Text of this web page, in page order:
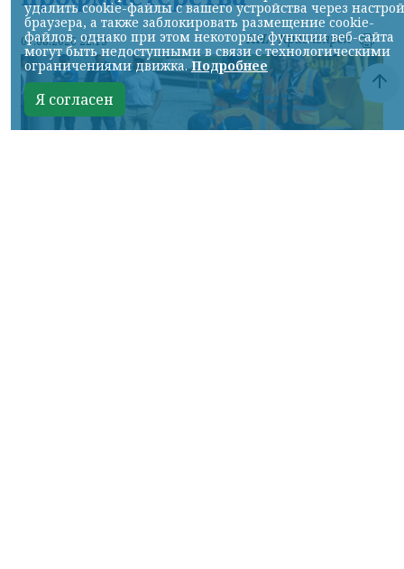
07.08.2026 22:13 НИА-Красноярск
удалить cookie-файлы с вашего устройства через
браузера, а также заблокировать размещение cookie-
файлов, однако при этом некоторые функции веб-сайта
могут быть недоступными в связи с технологическими
ограничениями движка.Подробнее
Я согласен